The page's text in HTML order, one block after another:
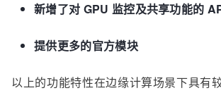
新增了对 GPU 监控及共享功能的
提供更多的官方模块
以上的功能特性在边缘计算场景下具有